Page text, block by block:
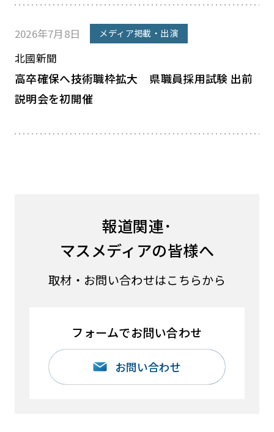
2026年7月8日 メディア掲載・出演
北國新聞
高卒確保へ技術職枠拡大 県職員採用試験 出前
説明会を初開催
報道関連･
マスメディアの皆様へ
取材・お問い合わせはこちらから
フォームでお問い合わせ
お問い合わせ